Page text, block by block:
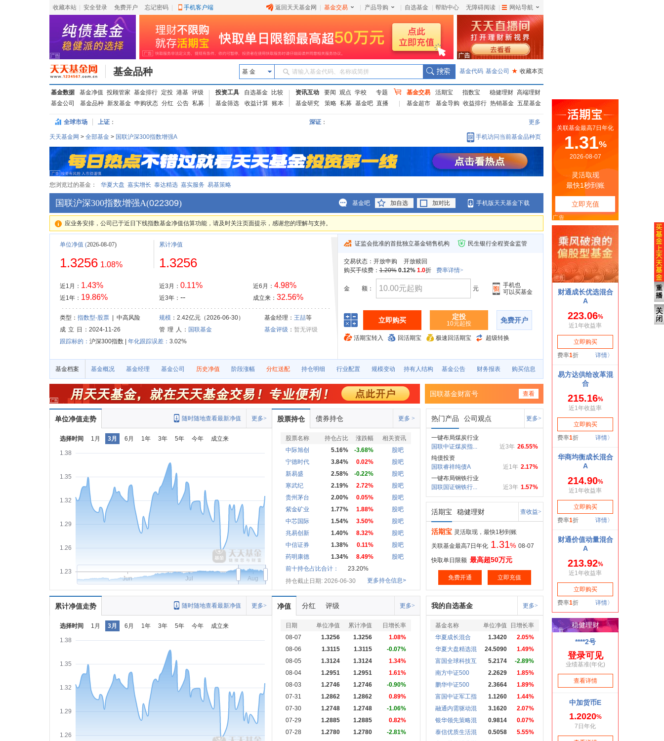
收藏本站 安全登录 免费开户 忘记密码 手机客户端 返回天天基金网 基金交易 产品导购 自选基金 帮助中心 无障碍阅读 网站导航
基金品种 基 金 请输入基金代码、名称或简拼 基金代码 基金公司 ★ 收藏本页
基金数据 基金净值 投顾管家 基金排行 定投 港基 评级
基金公司
基金品种 新发基金 申购状态 分红 公告 私募
投资工具 自选基金
比较
基金筛选
收益计算 账本
资讯互动 要闻 观点 学校
专题
基金研究
策略 私募 基金吧 直播
基金交易 活期宝 指数宝 稳健理财 高端理财
基金超市
基金导购 收益排行 热销基金 五星基金
全球市场 上证： 深证： 更多
天天基金网 > 全部基金 > 国联沪深300指数增强A 手机访问当前基金品种页
您浏览过的基金： 华夏大盘 嘉实增长 泰达精选 嘉实服务 易基策略
国联沪深300指数增强A(022309) 基金吧 加自选 加对比 手机版天天基金下载
应业务安排，公司已于近日下线指数基金净值估算功能，请及时关注页面提示，感谢您的理解与支持。
单位净值 (2026-08-07)
1.3256 1.08%
近1月： 1.43%
近1年： 19.86%
累计净值
1.3256
近3月： 0.11%
近3年： --
近6月： 4.98%
成立来： 32.56%
类型： 指数型-股票| 中高风险 规模：2.42亿元（2026-06-30） 基金经理： 王喆等
成 立 日
：2024-11-26 管 理 人 ： 国联基金 基金评级 ： 暂无评级
跟踪标的： 沪深300指数 | 年化跟踪误差： 3.02%
证监会批准的首批独立基金销售机构 民生银行全程资金监管
交易状态： 开放申购
开放赎回
购买手续费：1.20% 0.12% 1.0折 费率详情>
金 额： 元
手机也
可以买基金
立即购买 定投
10元起投 免费开户
活期宝转入 回活期宝 极速回活期宝 超级转换
基金档案 基金概况 基金经理 基金公司 历史净值 阶段涨幅 分红送配 持仓明细 行业配置 规模变动 持有人结构 基金公告 财务报表 购买信息
国联基金财富号 查看
单位净值走势 更多>
随时随地查看最新净值
选择时间 1月 3月 6月 1年 3年 5年 今年 成立来
1.23
1.26
1.29
1.32
1.35
1.38
Jun Jul Aug
股票持仓 债券持仓 更多 >
股票名称 持仓占比 涨跌幅
相关资讯
中际旭创
5.16% -3.68%
股吧
宁德时代
3.84% 0.02%
股吧
新易盛
2.58% -0.22%
股吧
寒武纪
2.19% 2.72%
股吧
贵州茅台
2.00% 0.05%
股吧
紫金矿业
1.77% 1.88%
股吧
中芯国际
1.54% 3.50%
股吧
兆易创新
1.40% 8.32%
股吧
中信证券
1.38% 0.11%
股吧
药明康德
1.34% 8.49%
股吧
前十持仓占比合计：
23.20%
持仓截止日期: 2026-06-30
更多持仓信息>
热门产品 公司观点 更多>
一键布局煤炭行业
26.55%
近3年
国联中证煤炭指...
纯债投资
2.17%
近1年
国联睿祥纯债A
一键布局钢铁行业
1.57%
近3年
国联国证钢铁行...
活期宝 稳健理财 查收益>
活期宝 灵活取现，最快1秒到账
关联基金最高7日年化 1.31% 08-07
快取单日限额 最高超50万元
免费开通 立即充值
累计净值走势 更多>
随时随地查看最新净值
选择时间 1月 3月 6月 1年 3年 5年 今年 成立来
1.26
1.29
1.32
1.35
1.38
净值 分红 评级 更多>
日期 单位净值 累计净值
日增长率
08-07
1.3256 1.3256
1.08%
08-06
1.3115 1.3115
-0.07%
08-05
1.3124 1.3124
1.34%
08-04
1.2951 1.2951
1.61%
08-03
1.2746 1.2746
-0.90%
07-31
1.2862 1.2862
0.89%
07-30
1.2748 1.2748
-1.06%
07-29
1.2885 1.2885
0.82%
07-28
1.2780 1.2780
-2.81%
我的自选基金 更多>
基金名称 单位净值
日增长率
华夏成长混合
1.3420
2.05%
华夏大盘精选混
24.5090
1.49%
富国全球科技互
5.2174
-2.89%
南方中证500
2.2629
1.85%
鹏华中证500
2.3664
1.89%
富国中证军工指
1.1260
1.44%
融通内需驱动混
3.1620
2.07%
银华领先策略混
0.9814
0.07%
泰信优质生活混
0.5058
5.55%